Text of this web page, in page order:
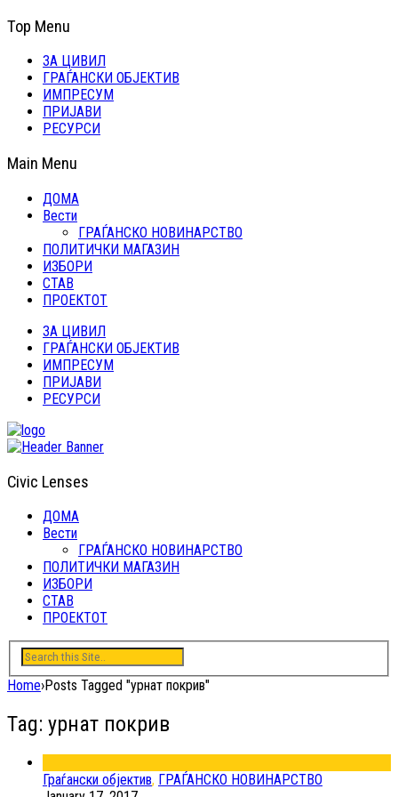
Top Menu
ЗА ЦИВИЛ
ГРАЃАНСКИ ОБЈЕКТИВ
ИМПРЕСУМ
ПРИЈАВИ
РЕСУРСИ
Main Menu
ДОМА
Вести
ГРАЃАНСКО НОВИНАРСТВО
ПОЛИТИЧКИ МАГАЗИН
ИЗБОРИ
СТАВ
ПРОЕКТОТ
ЗА ЦИВИЛ
ГРАЃАНСКИ ОБЈЕКТИВ
ИМПРЕСУМ
ПРИЈАВИ
РЕСУРСИ
Civic Lenses
ДОМА
Вести
ГРАЃАНСКО НОВИНАРСТВО
ПОЛИТИЧКИ МАГАЗИН
ИЗБОРИ
СТАВ
ПРОЕКТОТ
Home›Posts Tagged "урнат покрив"
Tag: урнат покрив
Граѓански објектив, ГРАЃАНСКО НОВИНАРСТВО